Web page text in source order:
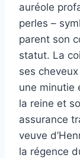
auréole
perles –
parent son
statut. La
ses
une minutie
la reine et
assurance
veuve
la régence